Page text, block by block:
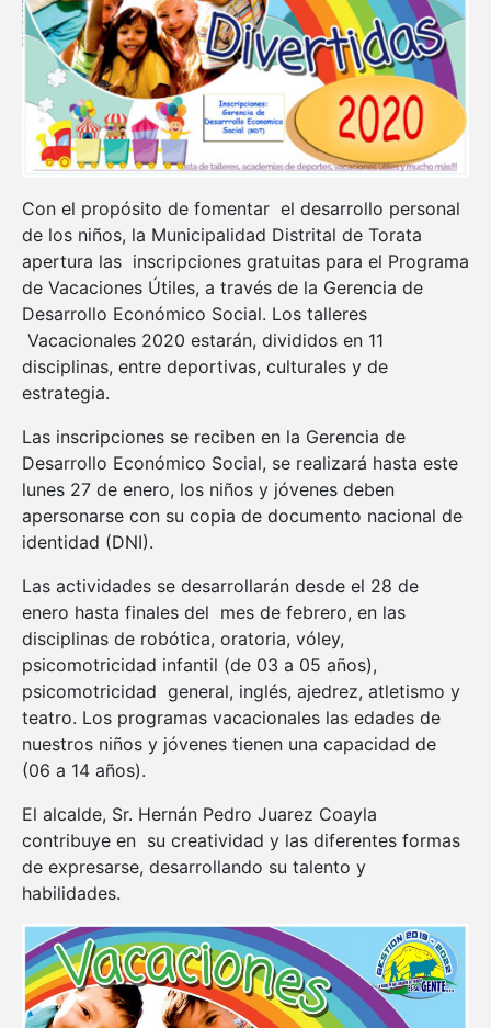
Con el propósito de fomentar el desarrollo personal
de los niños, la Municipalidad Distrital de Torata
apertura las inscripciones gratuitas para el Programa
de Vacaciones Útiles, a través de la Gerencia de
Desarrollo Económico Social. Los talleres
Vacacionales 2020 estarán, divididos en 11
disciplinas, entre deportivas, culturales y de
estrategia.
Las inscripciones se reciben en la Gerencia de
Desarrollo Económico Social, se realizará hasta este
lunes 27 de enero, los niños y jóvenes deben
apersonarse con su copia de documento nacional de
identidad (DNI).
Las actividades se desarrollarán desde el 28 de
enero hasta finales del mes de febrero, en las
disciplinas de robótica, oratoria, vóley,
psicomotricidad infantil (de 03 a 05 años),
psicomotricidad general, inglés, ajedrez, atletismo y
teatro. Los programas vacacionales las edades de
nuestros niños y jóvenes tienen una capacidad de
(06 a 14 años).
El alcalde, Sr. Hernán Pedro Juarez Coayla
contribuye en su creatividad y las diferentes formas
de expresarse, desarrollando su talento y
habilidades.